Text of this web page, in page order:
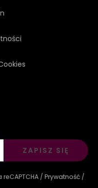
ZAPISZ SIĘ
/ Prywatność /